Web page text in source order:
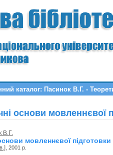
каталог: Пасинок В.Г. -
основи мовленнєвої
В.Г.
мовленнєвої
, 2001 р.